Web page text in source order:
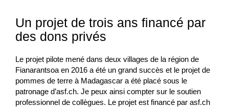
Un projet de trois ans financé par
des dons privés
Le projet pilote mené dans deux villages de la région de
Fianarantsoa en 2016 a été un grand succès et le projet de
pommes de terre à Madagascar a été placé sous le
patronage d’asf.ch. Je peux ainsi compter sur le soutien
professionnel de collègues. Le projet est financé par asf.ch